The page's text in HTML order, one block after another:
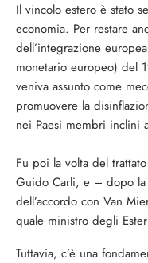
Il vincolo estero è stato
economia. Per restare
dell’integrazione
monetario europeo) del
veniva assunto come
promuovere la
nei Paesi membri inclini
Fu poi la volta del
Guido Carli, e – dopo la
dell’accordo con Van
quale ministro degli
Tuttavia, c’è una